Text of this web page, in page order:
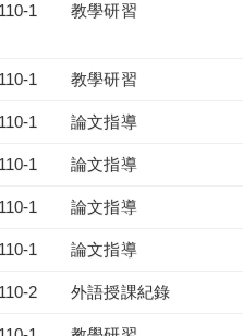
110-1 教學研習
110-1 教學研習
110-1 論文指導
110-1 論文指導
110-1 論文指導
110-1 論文指導
110-2 外語授課紀錄